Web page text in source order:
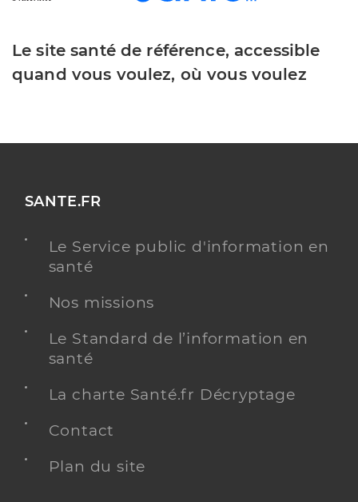
Le site santé de référence, accessible
quand vous voulez, où vous voulez
SANTE.FR
Le Service public d'information en
santé
Nos missions
Le Standard de l’information en
santé
La charte Santé.fr Décryptage
Contact
Plan du site